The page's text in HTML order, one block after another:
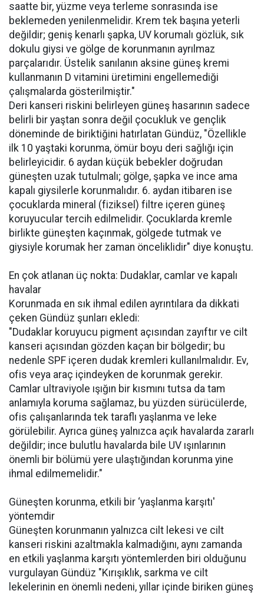
saatte bir, yüzme veya terleme sonrasında ise
beklemeden yenilenmelidir. Krem tek başına yeterli
değildir; geniş kenarlı şapka, UV korumalı gözlük, sık
dokulu giysi ve gölge de korunmanın ayrılmaz
parçalarıdır. Üstelik sanılanın aksine güneş kremi
kullanmanın D vitamini üretimini engellemediği
çalışmalarda gösterilmiştir."
Deri kanseri riskini belirleyen güneş hasarının sadece
belirli bir yaştan sonra değil çocukluk ve gençlik
döneminde de biriktiğini hatırlatan Gündüz, "Özellikle
ilk 10 yaştaki korunma, ömür boyu deri sağlığı için
belirleyicidir. 6 aydan küçük bebekler doğrudan
güneşten uzak tutulmalı; gölge, şapka ve ince ama
kapalı giysilerle korunmalıdır. 6. aydan itibaren ise
çocuklarda mineral (fiziksel) filtre içeren güneş
koruyucular tercih edilmelidir. Çocuklarda kremle
birlikte güneşten kaçınmak, gölgede tutmak ve
giysiyle korumak her zaman önceliklidir" diye konuştu.
En çok atlanan üç nokta: Dudaklar, camlar ve kapalı
havalar
Korunmada en sık ihmal edilen ayrıntılara da dikkati
çeken Gündüz şunları ekledi:
"Dudaklar koruyucu pigment açısından zayıftır ve cilt
kanseri açısından gözden kaçan bir bölgedir; bu
nedenle SPF içeren dudak kremleri kullanılmalıdır. Ev,
ofis veya araç içindeyken de korunmak gerekir.
Camlar ultraviyole ışığın bir kısmını tutsa da tam
anlamıyla koruma sağlamaz, bu yüzden sürücülerde,
ofis çalışanlarında tek taraflı yaşlanma ve leke
görülebilir. Ayrıca güneş yalnızca açık havalarda zararlı
değildir; ince bulutlu havalarda bile UV ışınlarının
önemli bir bölümü yere ulaştığından korunma yine
ihmal edilmemelidir."
Güneşten korunma, etkili bir ‘yaşlanma karşıtı'
yöntemdir
Güneşten korunmanın yalnızca cilt lekesi ve cilt
kanseri riskini azaltmakla kalmadığını, aynı zamanda
en etkili yaşlanma karşıtı yöntemlerden biri olduğunu
vurgulayan Gündüz "Kırışıklık, sarkma ve cilt
lekelerinin en önemli nedeni, yıllar içinde biriken güneş